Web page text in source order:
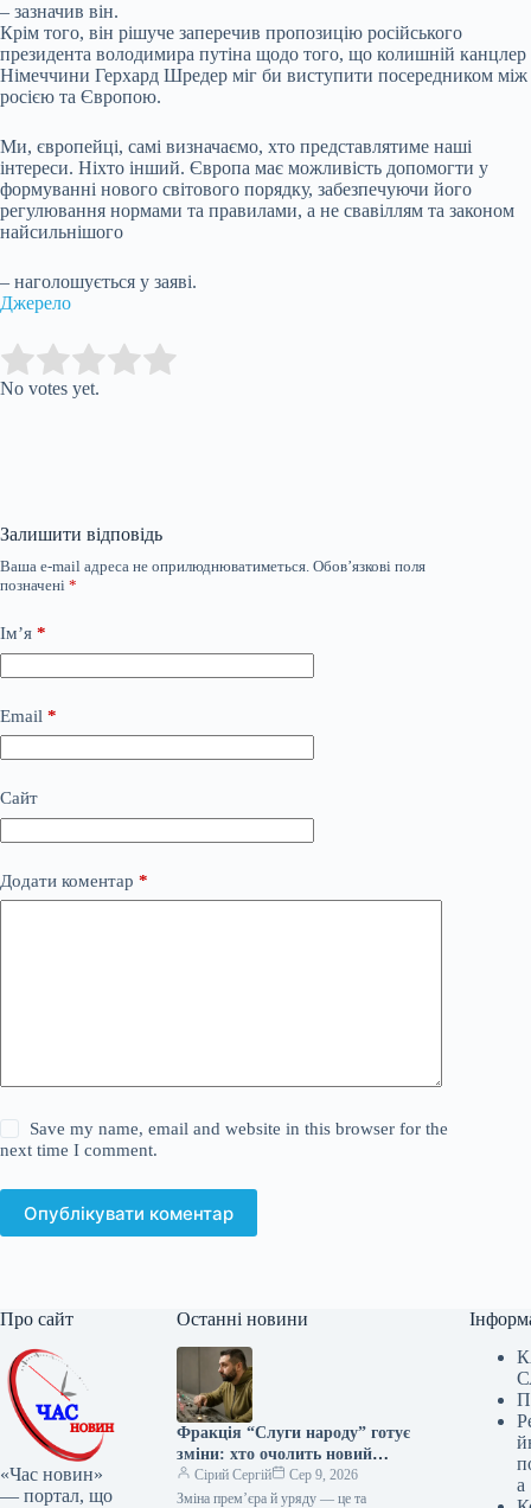
– зазначив він.
Крім того, він рішуче заперечив пропозицію російського
президента володимира путіна щодо того, що колишній канцлер
Німеччини Герхард Шредер міг би виступити посередником між
росією та Європою.
Ми, європейці, самі визначаємо, хто представлятиме наші
інтереси. Ніхто інший. Європа має можливість допомогти у
формуванні нового світового порядку, забезпечуючи його
регулювання нормами та правилами, а не свавіллям та законом
найсильнішого
– наголошується у заяві.
Джерело
Rate this item:
No votes yet.
Залишити відповідь
Ваша e-mail адреса не оприлюднюватиметься. Обов’язкові поля
позначені *
Ім’я *
Email *
Сайт
Додати коментар *
Save my name, email and website in this browser for the
next time I comment.
Опублікувати коментар
Про сайт
«Час новин»
— портал, що
Останні новини
Фракція “Слуги народу” готує
зміни: хто очолить новий
уряд?
Сірий Сергій
Сер 9, 2026
Зміна прем’єра й уряду — це та
а